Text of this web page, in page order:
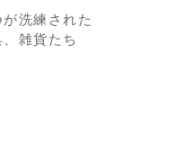
洗練された
雑貨たち